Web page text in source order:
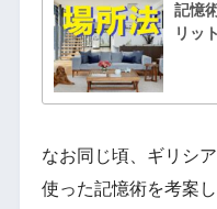
記憶
リッ
なお同じ頃、ギリシ
使った記憶術を考案し